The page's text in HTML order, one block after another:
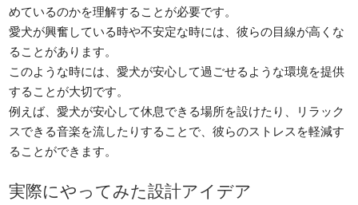
めているのかを理解することが必要です。
愛犬が興奮している時や不安定な時には、彼らの目線が高くな
ることがあります。
このような時には、愛犬が安心して過ごせるような環境を提供
することが大切です。
例えば、愛犬が安心して休息できる場所を設けたり、リラック
スできる音楽を流したりすることで、彼らのストレスを軽減す
ることができます。
実際にやってみた設計アイデア